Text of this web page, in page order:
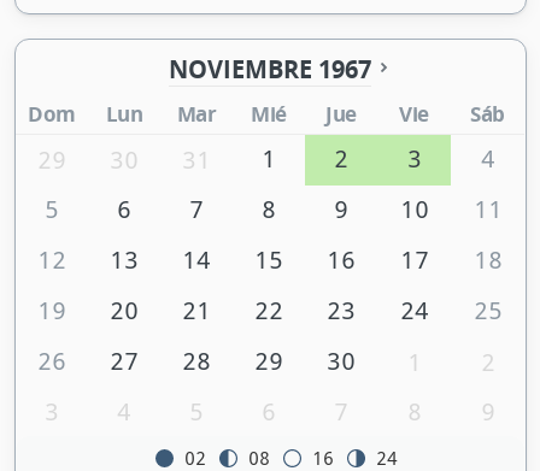
NOVIEMBRE 1967
Dom Lun Mar Mié Jue Vie Sáb
29 30 31 1 2 3
4
5
6 7 8 9 10
11
12
13 14 15 16 17
18
19
20 21 22 23 24
25
26
27 28 29 30 1
2
3
4 5 6 7 8 9
02 08 16 24